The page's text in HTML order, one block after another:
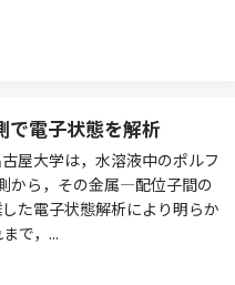
で電子状態を解析
屋大学は，水溶液中のポルフ
から，その金属―配位子間の
た電子状態解析により明らか
で，...